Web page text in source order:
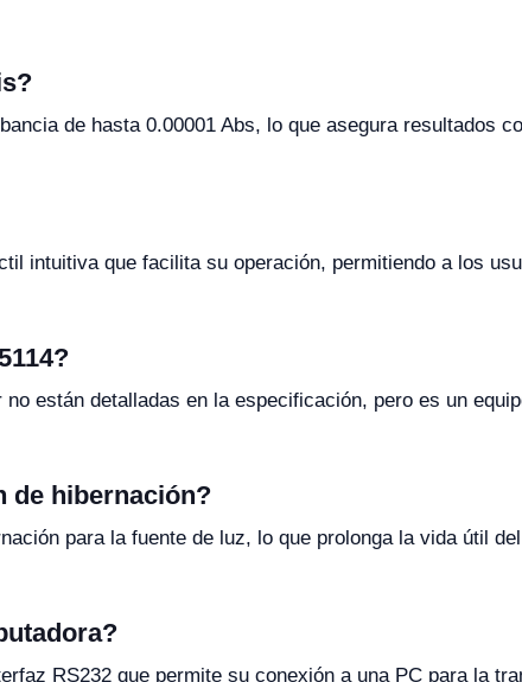
de hasta 0.00001 Abs, lo que asegura resultados
intuitiva que facilita su operación, permitiendo a los
están detalladas en la especificación, pero es un
de hibernación?
para la fuente de luz, lo que prolonga la vida útil
RS232 que permite su conexión a una PC para la